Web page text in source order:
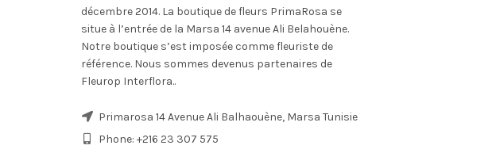
décembre 2014. La boutique de fleurs PrimaRosa se
situe à l’entrée de la Marsa 14 avenue Ali Belahouène.
Notre boutique s’est imposée comme fleuriste de
référence. Nous sommes devenus partenaires de
Fleurop Interflora..
Primarosa 14 Avenue Ali Balhaouène, Marsa Tunisie
Phone: +216 23 307 575